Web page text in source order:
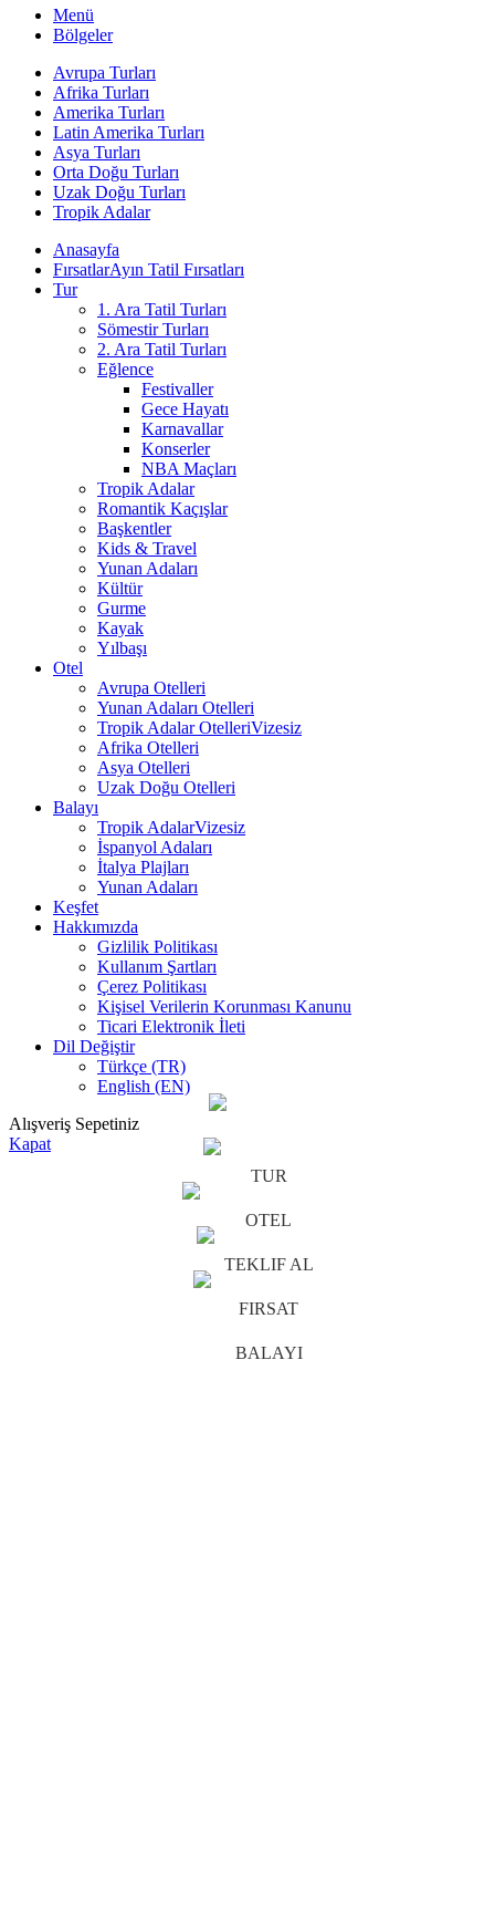
Menü
Bölgeler
Avrupa Turları
Afrika Turları
Amerika Turları
Latin Amerika Turları
Asya Turları
Orta Doğu Turları
Uzak Doğu Turları
Tropik Adalar
Anasayfa
FırsatlarAyın Tatil Fırsatları
Tur
1. Ara Tatil Turları
Sömestir Turları
2. Ara Tatil Turları
Eğlence
Festivaller
Gece Hayatı
Karnavallar
Konserler
NBA Maçları
Tropik Adalar
Romantik Kaçışlar
Başkentler
Kids & Travel
Yunan Adaları
Kültür
Gurme
Kayak
Yılbaşı
Otel
Avrupa Otelleri
Yunan Adaları Otelleri
Tropik Adalar OtelleriVizesiz
Afrika Otelleri
Asya Otelleri
Uzak Doğu Otelleri
Balayı
Tropik AdalarVizesiz
İspanyol Adaları
İtalya Plajları
Yunan Adaları
Keşfet
Hakkımızda
Gizlilik Politikası
Kullanım Şartları
Çerez Politikası
Kişisel Verilerin Korunması Kanunu
Ticari Elektronik İleti
Dil Değiştir
Türkçe (TR)
English (EN)
Alışveriş Sepetiniz
Kapat
TUR
OTEL
TEKLIF AL
FIRSAT
BALAYI